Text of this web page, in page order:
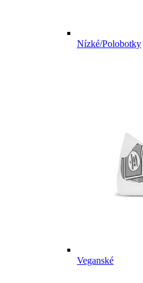
Nízké/Polobotky
Veganské